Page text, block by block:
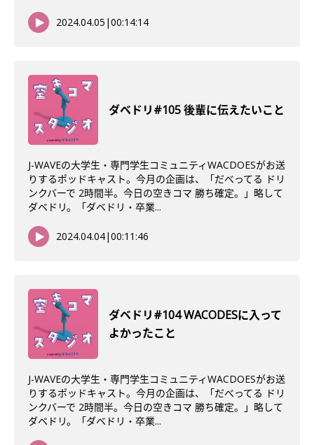
2024.04.05 |00:14:14
ダベドリ#105 後輩に伝えたいこと
J-WAVEの大学生・専門学生コミュニティWACDOESがお送
りするポッドキャスト。今月の企画は、「だべってる ドリ
ンクバーで 2時間半。今日の空きコマ 勝ち確定。」略して
ダベドリ。「ダベドリ・卒業...
2024.04.04|00:11:46
ダベドリ#104 WACODESに入って
よかったこと
J-WAVEの大学生・専門学生コミュニティWACDOESがお送
りするポッドキャスト。今月の企画は、「だべってる ドリ
ンクバーで 2時間半。今日の空きコマ 勝ち確定。」略して
ダベドリ。「ダベドリ・卒業...